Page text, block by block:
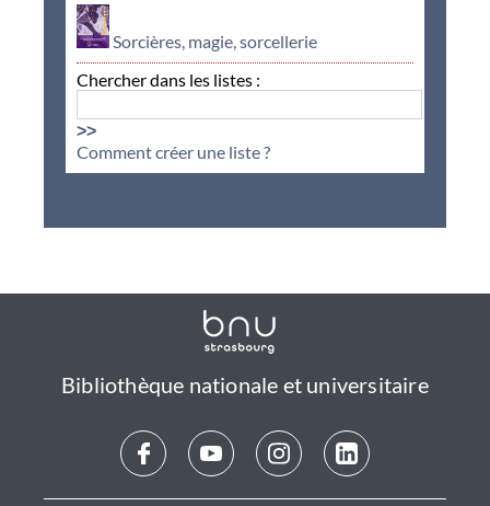
Sorcières, magie, sorcellerie
Chercher dans les listes :
>>
Comment créer une liste ?
Bibliothèque nationale et universitaire